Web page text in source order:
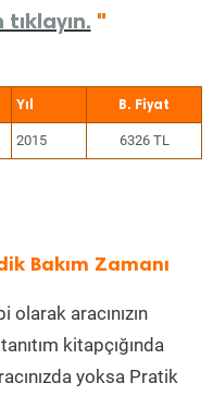
"
Yıl
2015 6326 TL
Bakım Zamanı
olarak aracınızın
kitapçığında
yoksa Pratik